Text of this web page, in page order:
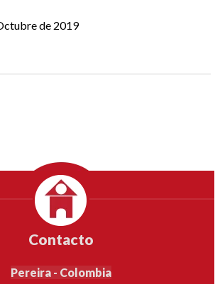
de 2019
Contacto
Pereira - Colombia